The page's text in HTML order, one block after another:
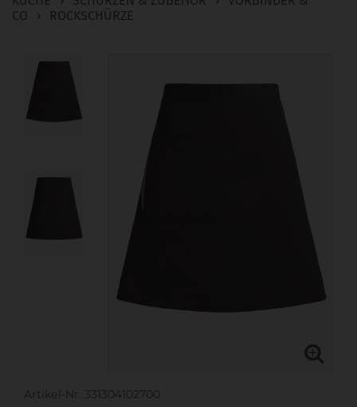
CO
› ROCKSCHÜRZE
Artikel-Nr. 331304102700